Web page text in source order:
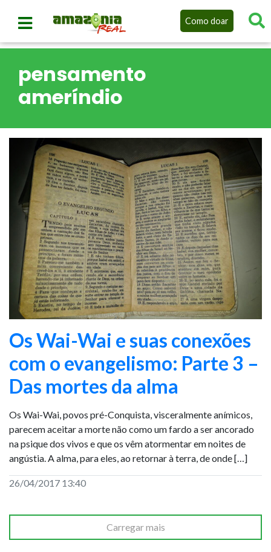
Como doar
pensamento
ameríndio
Os Wai-Wai e suas conexões
com o evangelismo: Parte 3 –
Das mortes da alma
Os Wai-Wai, povos pré-Conquista, visceralmente anímicos,
parecem aceitar a morte não como um fardo a ser ancorado
na psique dos vivos e que os vêm atormentar em noites de
angústia. A alma, para eles, ao retornar à terra, de onde […]
26/04/2017 13:40
Carregar mais